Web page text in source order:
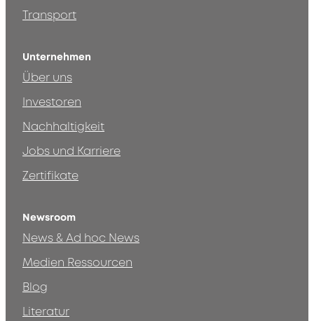
Transport
Unternehmen
Über uns
Investoren
Nachhaltigkeit
Jobs und Karriere
Zertifikate
Newsroom
News & Ad hoc News
Medien Ressourcen
Blog
Literatur